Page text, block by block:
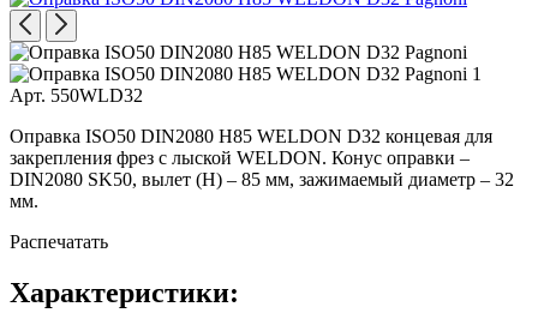
Арт. 550WLD32
Оправка ISO50 DIN2080 H85 WELDON D32 концевая для
закрепления фрез с лыской WELDON. Конус оправки –
DIN2080 SK50, вылет (H) – 85 мм, зажимаемый диаметр – 32
мм.
Распечатать
Характеристики: